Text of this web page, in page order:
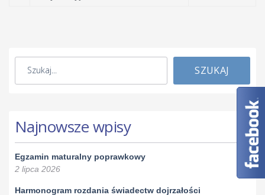
SZUKAJ
Najnowsze wpisy
Egzamin maturalny poprawkowy
2 lipca 2026
Harmonogram rozdania świadectw dojrzałości